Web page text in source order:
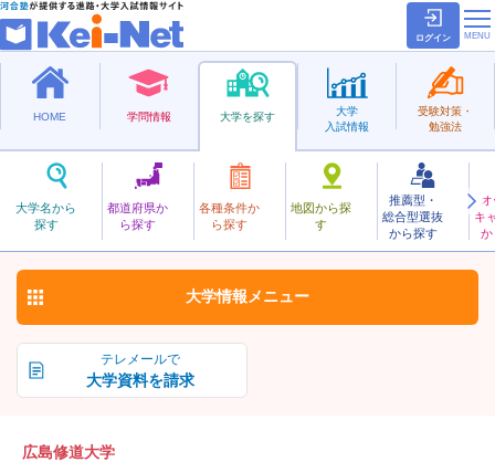
ログイン
HOME 学問情報 大学を探す
大学名から
探す
都道府県か
ら探す
各種条件か
ら探す
地図から探
す
推薦型・
総合型選抜
から探す
キ
か
大学
入試情報
受験対策・
勉強法
私立
ひろしましゅうどう
広島修道大学 お気に入り
テレメールで
大学資料を請求
大学情報 メニュー
広島修道大学